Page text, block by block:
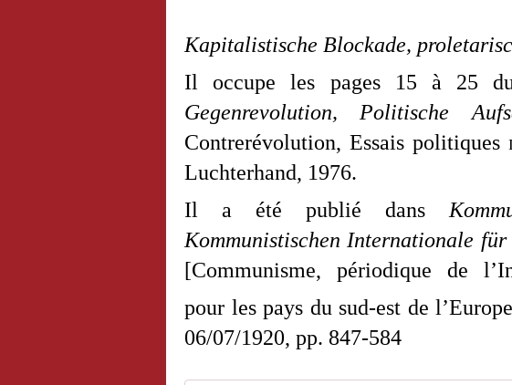
Kapitalistische Blockade,
Il occupe les pages 15 à 25
Gegenrevolution, Politische
Contrerévolution, Essais politiques
Luchterhand, 1976.
Il a été publié dans
Kommunistischen Internationale
[Communisme, périodique de
pour les pays du sud-est de
06/07/1920, pp. 847-584